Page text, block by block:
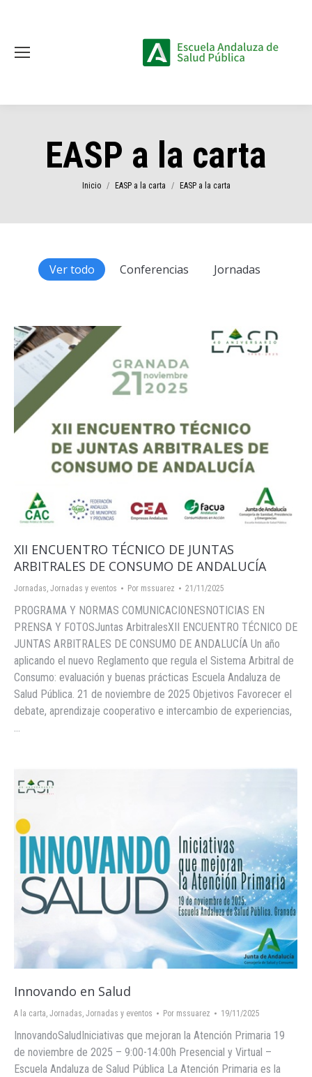
EASP a la carta
Estás aquí:
Inicio EASP a la carta EASP a la carta
Ver todo Conferencias Jornadas
XII ENCUENTRO TÉCNICO DE JUNTAS
ARBITRALES DE CONSUMO DE ANDALUCÍA
Jornadas, Jornadas y eventos Por mssuarez 21/11/2025
PROGRAMA Y NORMAS COMUNICACIONESNOTICIAS EN
PRENSA Y FOTOSJuntas ArbitralesXII ENCUENTRO TÉCNICO DE
JUNTAS ARBITRALES DE CONSUMO DE ANDALUCÍA Un año
aplicando el nuevo Reglamento que regula el Sistema Arbitral de
Consumo: evaluación y buenas prácticas Escuela Andaluza de
Salud Pública. 21 de noviembre de 2025 Objetivos Favorecer el
debate, aprendizaje cooperativo e intercambio de experiencias,
…
Innovando en Salud
A la carta, Jornadas, Jornadas y eventos Por mssuarez 19/11/2025
InnovandoSaludIniciativas que mejoran la Atención Primaria 19
de noviembre de 2025 – 9:00-14:00h Presencial y Virtual –
Escuela Andaluza de Salud Pública La Atención Primaria es la